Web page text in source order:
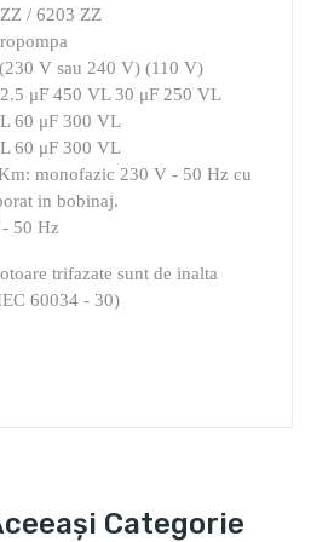
/ 6203 ZZ
V sau 240 V) (110 V)
μF 450 VL 30 μF 250 VL
60 μF 300 VL
60 μF 300 VL
monofazic 230 V - 50 Hz cu
in bobinaj.
50 Hz
trifazate sunt de inalta
60034 - 30)
Categorie